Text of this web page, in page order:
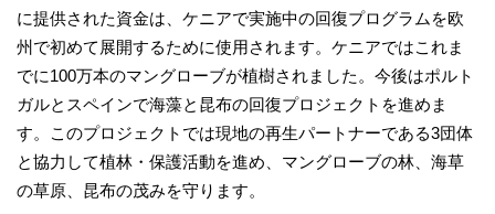
に提供された資金は、ケニアで実施中の回復プログラムを欧
州で初めて展開するために使用されます。ケニアではこれま
でに100万本のマングローブが植樹されました。今後はポルト
ガルとスペインで海藻と昆布の回復プロジェクトを進めま
す。このプロジェクトでは現地の再生パートナーである3団体
と協力して植林・保護活動を進め、マングローブの林、海草
の草原、昆布の茂みを守ります。